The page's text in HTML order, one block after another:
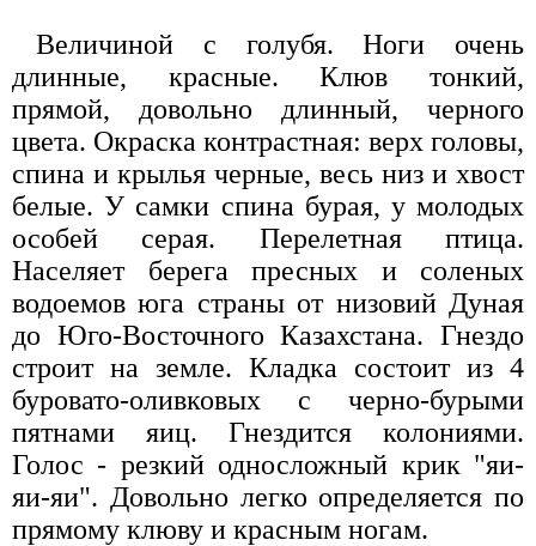
Величиной с голубя. Ноги очень
длинные, красные. Клюв тонкий,
прямой, довольно длинный, черного
цвета. Окраска контрастная: верх головы,
спина и крылья черные, весь низ и хвост
белые. У самки спина бурая, у молодых
особей серая. Перелетная птица.
Населяет берега пресных и соленых
водоемов юга страны от низовий Дуная
до Юго-Восточного Казахстана. Гнездо
строит на земле. Кладка состоит из 4
буровато-оливковых с черно-бурыми
пятнами яиц. Гнездится колониями.
Голос - резкий односложный крик "яи-
яи-яи". Довольно легко определяется по
прямому клюву и красным ногам.